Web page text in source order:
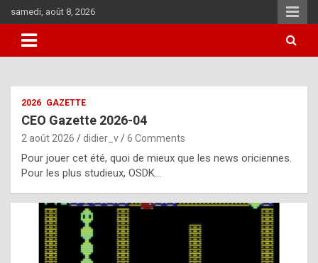
to
content
samedi, août 8, 2026
i
u
l
2026 GAZETTE
CEO Gazette 2026-04
2 août 2026 didier_v 6 Comments
Pour jouer cet été, quoi de mieux que les news oriciennes.
Pour les plus studieux, OSDK…